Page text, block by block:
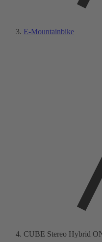
E-Mountainbike
CUBE Stereo Hybrid